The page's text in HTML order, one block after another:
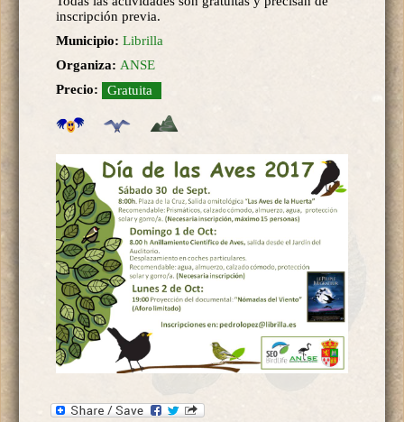
inscripción previa.
Municipio: Librilla
Organiza: ANSE
Precio:
Gratuita